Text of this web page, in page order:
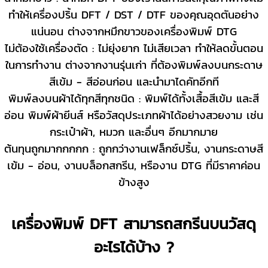
ทำให้เครื่องปริ้น DFT / DST / DTF ของคุณอุดตันอย่าง
แน่นอน ต่างจากหมึกขาวของเครื่องพิมพ์ DTG
ไม่ต้องใช้เครื่องตัด : ไม่ยุ่งยาก ไม่เสียเวลา ทำให้ลดขั้นตอน
ในการทำงาน ต่างจากงานรุ่นเก่า ที่ต้องพิมพ์ลงบนกระดาษ
สีเข้ม - สีอ่อนก่อน และนำมาไดคัทอีกที
พิมพ์ลงบนผ้าได้ทุกสีทุกชนิด : พิมพ์ได้ทั้งเสื้อสีเข้ม และสี
อ่อน พิมพ์ผ้ายีนส์ หรือวัสดุประเภทผ้าได้อย่างสวยงาม เช่น
กระเป๋าผ้า, หมวก และอื่นๆ อีกมากมาย
ต้นทุนถูกมากกกกก : ถูกกว่างานเฟล็กซ์ปริ้น, งานกระดาษสี
เข้ม - อ่อน, งานบล็อกสกรีน, หรืองาน DTG ที่มีราคาค่อน
ข้างสูง
เครื่องพิมพ์ DFT สามารถสกรีนบนวัสดุ
อะไรได้บ้าง ?